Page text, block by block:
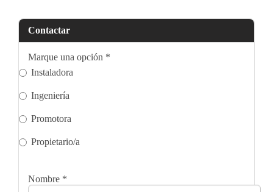
Contactar
Marque una opción *
Instaladora
Ingeniería
Promotora
Propietario/a
Nombre *